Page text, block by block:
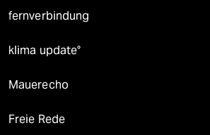
fernverbindung
klima update°
Mauerecho
Freie Rede